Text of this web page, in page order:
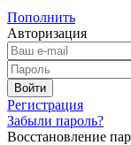
Пополнить
Авторизация
Регистрация
Забыли пароль?
Восстановление